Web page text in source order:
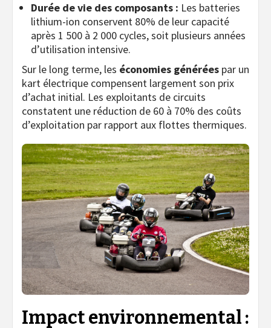
Durée de vie des composants : Les batteries
lithium-ion conservent 80% de leur capacité
après 1 500 à 2 000 cycles, soit plusieurs années
d’utilisation intensive.
Sur le long terme, les économies générées par un
kart électrique compensent largement son prix
d’achat initial. Les exploitants de circuits
constatent une réduction de 60 à 70% des coûts
d’exploitation par rapport aux flottes thermiques.
Impact environnemental :